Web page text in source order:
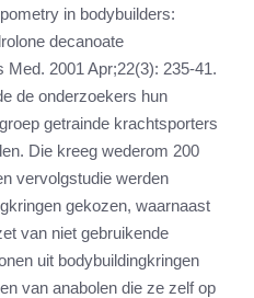
in bodybuilders:
decanoate
2001 Apr;22(3): 235-41.
de onderzoekers hun
getrainde krachtsporters
Die kreeg wederom 200
vervolgstudie werden
gekozen, waarnaast
van niet gebruikende
uit bodybuildingkringen
van anabolen die ze zelf op